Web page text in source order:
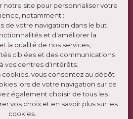
notre site pour personnaliser votre
notamment :
de votre navigation dans le but
et d'améliorer la
la qualité de nos services,
ciblées et des communications
vos centres d'intérêts.
cookies, vous consentez au dépôt
lors de votre navigation sur ce
également choisir de tous les
vos choix et en savoir plus sur les
cookies.